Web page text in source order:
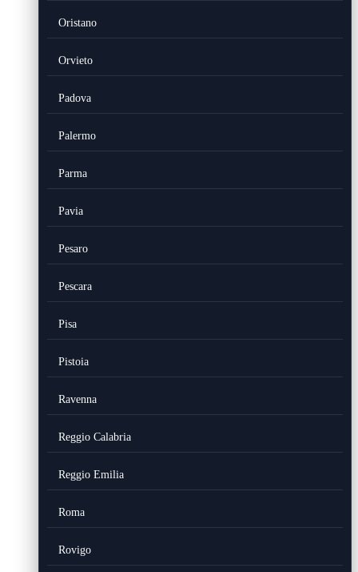
Oristano
Orvieto
Padova
Palermo
Parma
Pavia
Pesaro
Pescara
Pisa
Pistoia
Ravenna
Reggio Calabria
Reggio Emilia
Roma
Rovigo